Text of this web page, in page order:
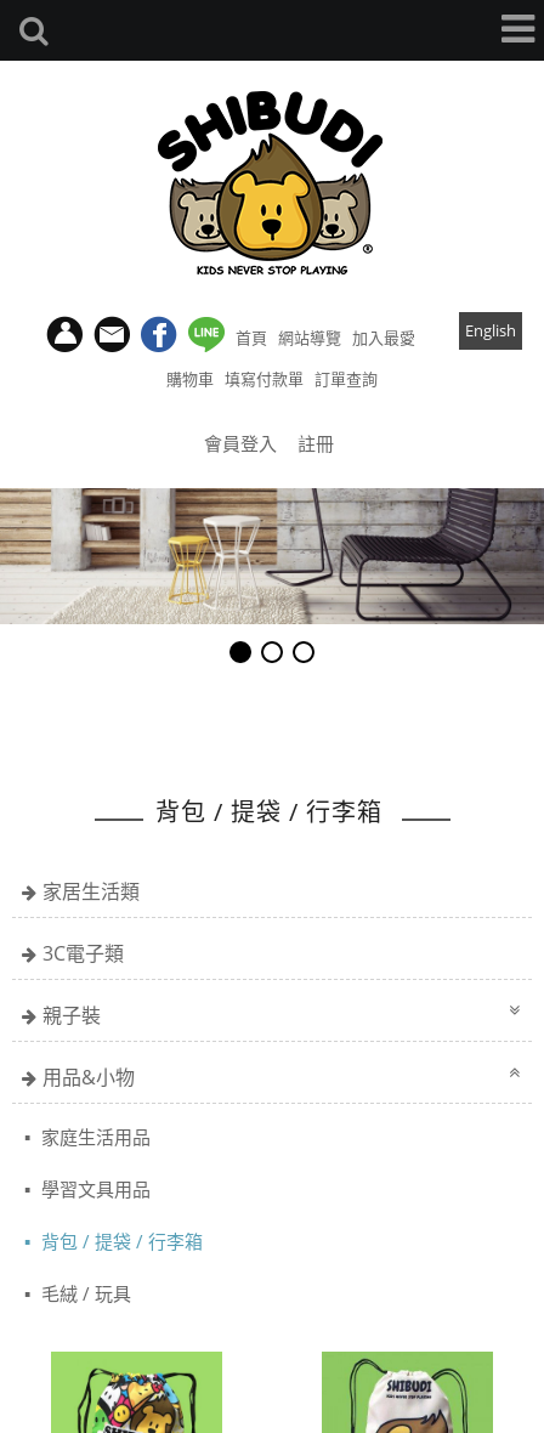
首頁 網站導覽 加入最愛 English
購物車 填寫付款單 訂單查詢
會員登入 註冊
背包 / 提袋 / 行李箱
家居生活類
3C電子類
親子裝
用品&小物
家庭生活用品
學習文具用品
背包 / 提袋 / 行李箱
毛絨 / 玩具